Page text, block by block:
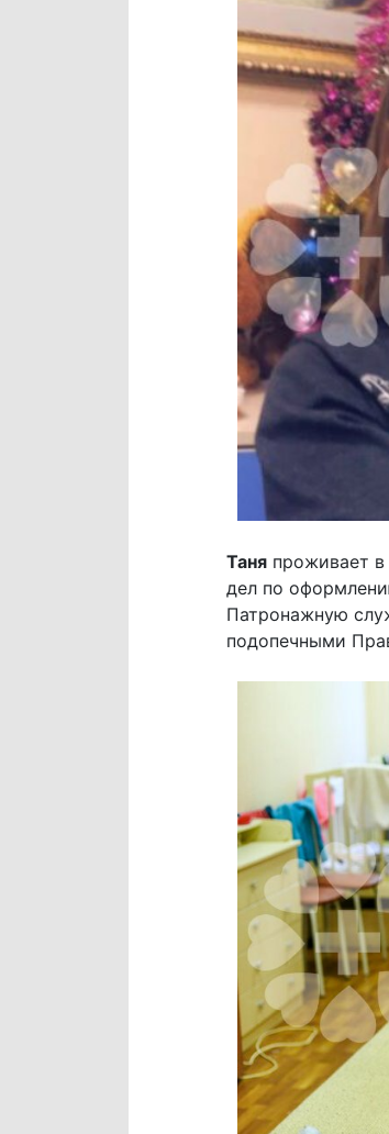
Таняпроживает в
дел по
Патронажную
подопечными